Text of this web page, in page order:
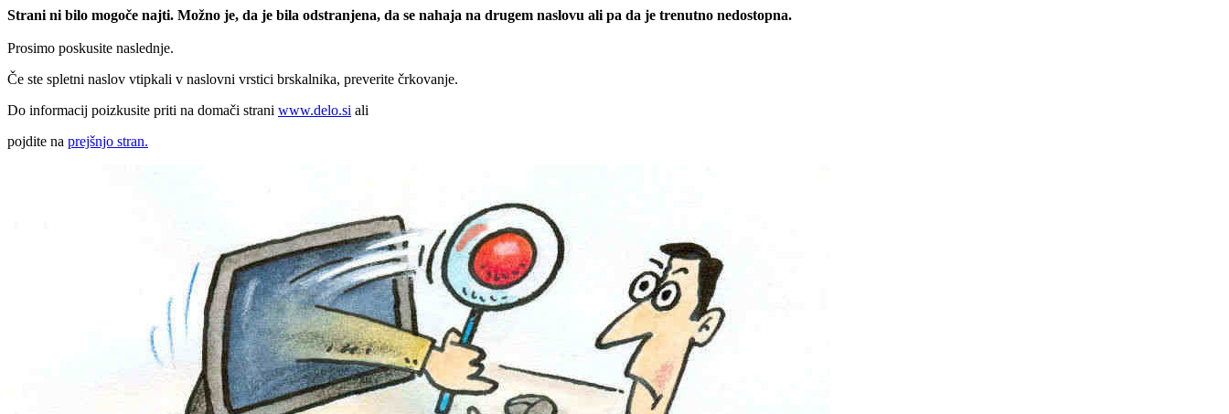
Strani ni bilo mogoče najti. Možno je, da je bila odstranjena, da se nahaja na drugem naslovu ali pa da je trenutno nedostopna.
Prosimo poskusite naslednje.
Če ste spletni naslov vtipkali v naslovni vrstici brskalnika, preverite črkovanje.
Do informacij poizkusite priti na domači strani www.delo.si ali
pojdite na prejšnjo stran.